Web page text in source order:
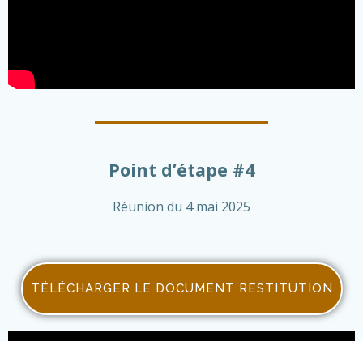
Point d’étape #4
Réunion du 4 mai 2025
TÉLÉCHARGER LE DOCUMENT RESTITUTION